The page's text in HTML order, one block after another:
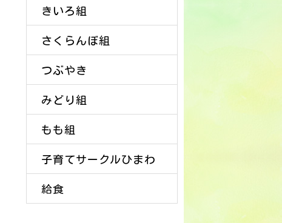
きいろ組
さくらんぼ組
つぶやき
みどり組
もも組
子育てサークルひまわ
り
給食